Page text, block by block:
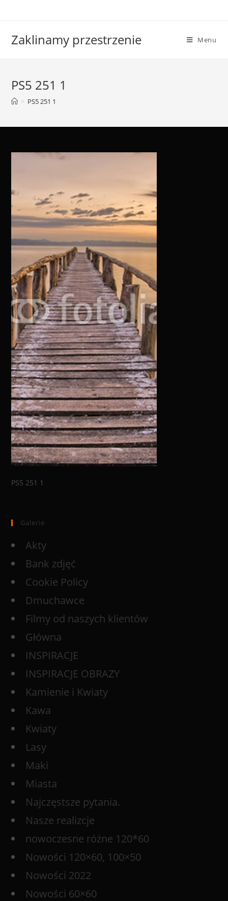
Zaklinamy przestrzenie Menu
PS5 251 1
> PS5 251 1
PS5 251 1
Galerie
Akty
Bank zdjęć
Cookie Policy
Dmuchawce
Filmy od naszych klientów
Główna
INSPIRACJE
INSPIRACJE OBRAZY
Kamienie i Kwiaty
Kawa
Kwiaty
Lasy
Maki
Miasta
Najczęstsze pytania.
Nasze realizcje
nowoczesne różne 120*60
Nowości 120×60, 100×50
Nowości 2022
Nowości 60×60